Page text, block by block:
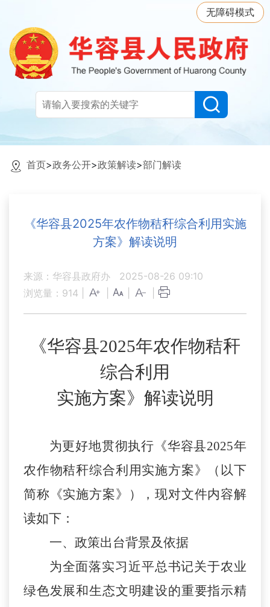
无障碍模式
首页>政务公开>政策解读>部门解读
《华容县2025年农作物秸秆综合利用实施
方案》解读说明
来源：华容县政府办
2025-08-26 09:10
浏览量： 914
《华容县2025年农作物秸秆
综合利用
实施方案》解读说明
为更好地贯彻执行《华容县2025年
农作物秸秆综合利用实施方案》（以下
简称《实施方案》），现对文件内容解
读如下：
一、政策出台背景及依据
为全面落实习近平总书记关于农业
绿色发展和生态文明建设的重要指示精